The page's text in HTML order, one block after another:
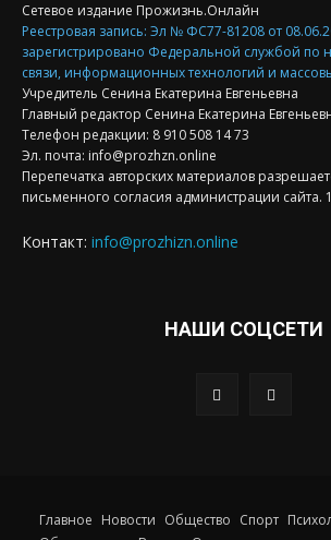
Сетевое издание Прожизнь.Онлайн
Реестровая запись: Эл № ФС77-81208 от
зарегистрировано Федеральной службой по
связи, информационных технологий и
Учредитель Сенина Екатерина Евгеньевна
Главный редактор Сенина Екатерина
Телефон редакции: 8 910 508 14 73
Эл. почта: info@prozhzn.online
Перепечатка авторских материалов
письменного согласия администрации сайта.
Контакт: info@prozhizn.online
НАШИ СОЦСЕТИ
Главное Новости Общество Спорт